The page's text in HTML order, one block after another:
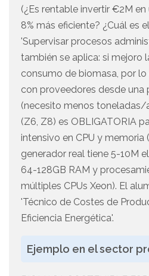
(¿Es rentable invertir €2M
8% más eficiente? ¿Cuál es
'Supervisar procesos
también se aplica: si mejoro
consumo de biomasa, por
con proveedores desde una
(necesito menos toneladas/
(Z6, Z8) es OBLIGATORIA
intensivo en CPU y memoria
generador real tiene 5-10M
64-128GB RAM y
múltiples CPUs Xeon). El
'Técnico de Costes de
Eficiencia Energética'.
Ejemplo en el sector